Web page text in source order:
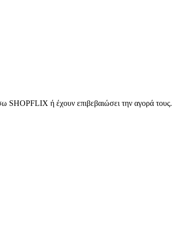
SHOPFLIX ή έχουν επιβεβαιώσει την αγορά τους.